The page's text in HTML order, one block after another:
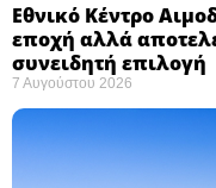
Εθνικό Κέντρο
εποχή αλλά
συνειδητή επιλογή ​
7 Αυγούστου 2026